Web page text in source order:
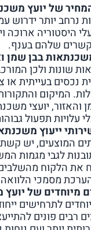
של יועץ
נרחב יותר ידרוש
היסטוריה ארוכה
שלהם בענף.
בבן שמן
שונות ולכן
נכסים בעייתית
המיקום
והאזור, יועצי
עלויות תפעול
ייעוץ
המוצעים, יש
לגבי מגמות
את הלקוח
מסמכי
מיוחדים של
לתרחישים
רבים פונים